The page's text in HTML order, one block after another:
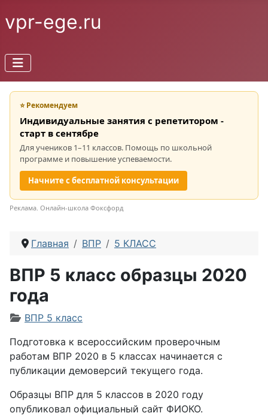
vpr-ege.ru
⭐ Рекомендуем
Индивидуальные занятия с репетитором -
старт в сентябре
Для учеников 1–11 классов. Помощь по школьной
программе и повышение успеваемости.
Начните с бесплатной консультации
Реклама. Онлайн-школа Фоксфорд
Главная ВПР 5 КЛАСС
ВПР 5 класс образцы 2020
года
Информация о материале
ВПР 5 класс
Подготовка к всероссийским проверочным
работам ВПР 2020 в 5 классах начинается с
публикации демоверсий текущего года.
Образцы ВПР для 5 классов в 2020 году
опубликовал официальный сайт ФИОКО.